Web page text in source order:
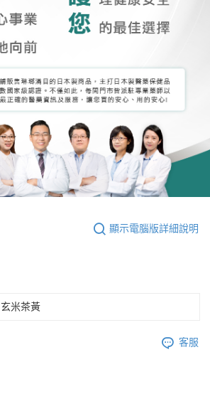
顯示電腦版詳細說明
玄米茶黃
客服